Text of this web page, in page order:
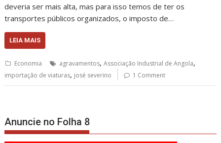
deveria ser mais alta, mas para isso temos de ter os
transportes públicos organizados, o imposto de…
LEIA MAIS
Economia agravamentos,Associação Industrial de Angola,
importação de viaturas, josé severino 1 Comment
Anuncie no Folha 8